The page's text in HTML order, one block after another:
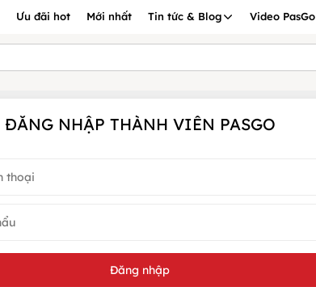
Ưu đãi hot Mới nhất Tin tức & Blog Video PasGo
ĐĂNG NHẬP THÀNH VIÊN PASGO